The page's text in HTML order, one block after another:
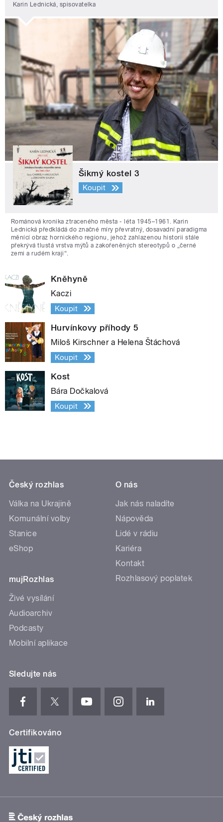
Karin Lednická, spisovatelka
Šikmý kostel 3
Koupit
Románová kronika ztraceného města - léta 1945–1961. Karin
Lednická předkládá do značné míry převratný, dosavadní paradigma
měnící obraz hornického regionu, jehož zahlazenou historii stále
překrývá tlustá vrstva mýtů a zakořeněných stereotypů o „černé
zemi a rudém kraji“.
Kněhyně
Kaczi
Koupit
Hurvínkovy příhody 5
Miloš Kirschner a Helena Štáchová
Koupit
Kost
Bára Dočkalová
Koupit
Český rozhlas
Válka na Ukrajině
Komunální volby
Stanice
eShop
mujRozhlas
Živé vysílání
Audioarchiv
Podcasty
Mobilní aplikace
O nás
Jak nás naladíte
Nápověda
Lidé v rádiu
Kariéra
Kontakt
Rozhlasový poplatek
Sledujte nás
Certifikováno